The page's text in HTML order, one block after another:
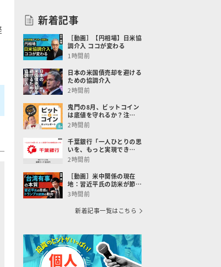
新着記事
［動画］【円相場】日米協
調介入 ココが変わる
1時間前
日本の米国債売却を避ける
ための協調介入
2時間前
鬼門の8月、ビットコイン
は底値を守れるか？注…
2時間前
千葉銀行「一人ひとりの思
いを、もっと実現でき…
2時間前
［動画］米中関係の現在
地：習近平氏の訪米が節…
3時間前
新着記事一覧はこちら